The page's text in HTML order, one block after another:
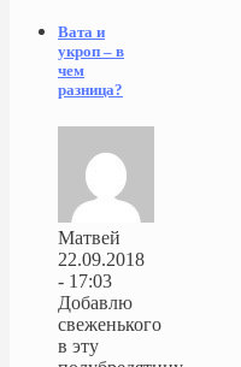
Вата и
укроп – в
чем
разница?
Матвей
22.09.2018
- 17:03
Добавлю
свеженького
в эту